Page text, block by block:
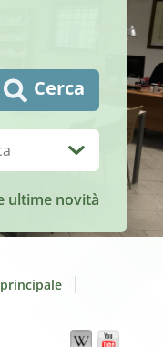
Cerca
ultime novità
Wikipedia